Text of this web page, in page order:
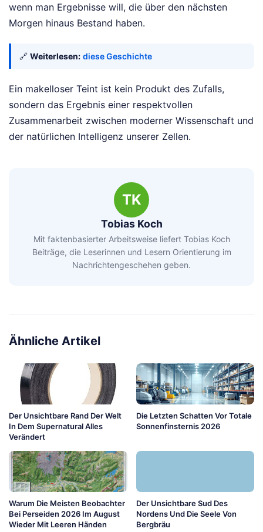
wenn man Ergebnisse will, die über den nächsten
Morgen hinaus Bestand haben.
🔗 Weiterlesen: diese Geschichte
Ein makelloser Teint ist kein Produkt des Zufalls,
sondern das Ergebnis einer respektvollen
Zusammenarbeit zwischen moderner Wissenschaft und
der natürlichen Intelligenz unserer Zellen.
TK
Tobias Koch
Mit faktenbasierter Arbeitsweise liefert Tobias Koch
Beiträge, die Leserinnen und Lesern Orientierung im
Nachrichtengeschehen geben.
Ähnliche Artikel
Der Unsichtbare Rand Der Welt
In Dem Supernatural Alles
Verändert
Die Letzten Schatten Vor Totale
Sonnenfinsternis 2026
Warum Die Meisten Beobachter
Bei Perseiden 2026 Im August
Wieder Mit Leeren Händen
Der Unsichtbare Sud Des
Nordens Und Die Seele Von
Bergbräu